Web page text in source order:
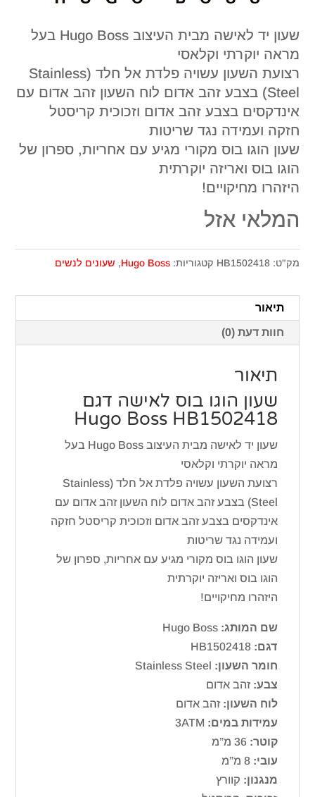
שעון יד לאישה מבית העיצוב Hugo Boss בעל
מראה יוקרתי וקלאסי
רצועת השעון עשויה פלדת אל חלד (Stainless
Steel) בצבע זהב אדום לוח השעון זהב אדום עם
אינדקסים בצבע זהב אדום וזכוכית קריסטל
חזקה ועמידה נגד שריטות
שעון הוגו בוס מקורי מגיע עם אחריות, ספרון של
הוגו בוס ואריזה יוקרתית
היזהרו מחיקויים!
המלאי אזל
מק"ט:HB1502418 קטגוריות:Hugo Boss
, שעונים לנשים
תיאור
חוות דעת (0)
תיאור
שעון הוגו בוס לאישה דגם
Hugo Boss HB1502418
שעון יד לאישה מבית העיצוב Hugo Boss בעל
מראה יוקרתי וקלאסי
רצועת השעון עשויה פלדת אל חלד (Stainless
Steel) בצבע זהב אדום לוח השעון זהב אדום עם
אינדקסים בצבע זהב אדום וזכוכית קריסטל חזקה
ועמידה נגד שריטות
שעון הוגו בוס מקורי מגיע עם אחריות, ספרון של
הוגו בוס ואריזה יוקרתית
היזהרו מחיקויים!
שם המותג: Hugo Boss
דגם: HB1502418
חומר השעון:
צבע: זהב אדום
לוח השעון: זהב אדום
עמידות במים:
קוטר: 36 מ”מ
עובי: 8 מ”מ
מנגנון: קוורץ